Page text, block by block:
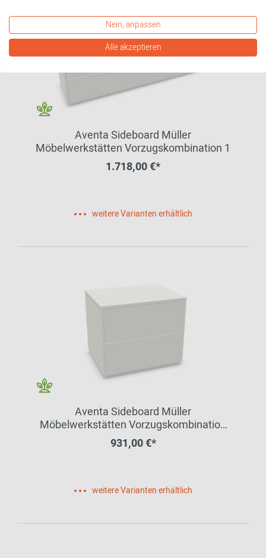
Aventa Sideboard Müller
Möbelwerkstätten Vorzugskombination 1
1.718,00 €*
weitere Varianten erhältlich
Aventa Sideboard Müller
Möbelwerkstätten Vorzugskombination
10
931,00 €*
weitere Varianten erhältlich
Nein, anpassen
Alle akzeptieren